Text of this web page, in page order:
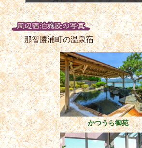
那智勝浦町の温泉宿
かつうら御苑